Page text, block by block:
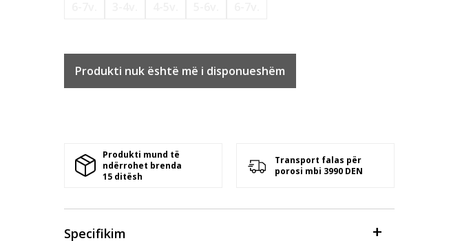
Produkti nuk është më i disponueshëm
Produkti mund të
ndërrohet brenda
15 ditësh
Transport falas për
porosi mbi 3990 DEN
Specifikim